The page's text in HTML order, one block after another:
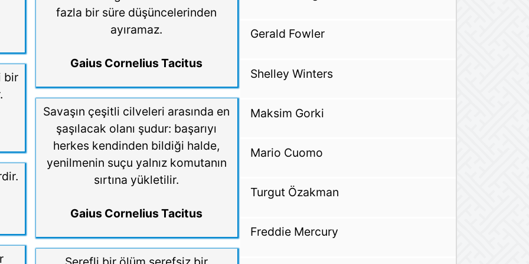
bir
fazla bir süre düşüncelerinden
ayıramaz.
Gaius Cornelius Tacitus
Savaşın çeşitli cilveleri arasında en
şaşılacak olanı şudur: başarıyı
herkes kendinden bildiği halde,
yenilmenin suçu yalnız komutanın
sırtına yükletilir.
Gaius Cornelius Tacitus
Gerald Fowler
Shelley Winters
Maksim Gorki
Mario Cuomo
Turgut Özakman
Freddie Mercury